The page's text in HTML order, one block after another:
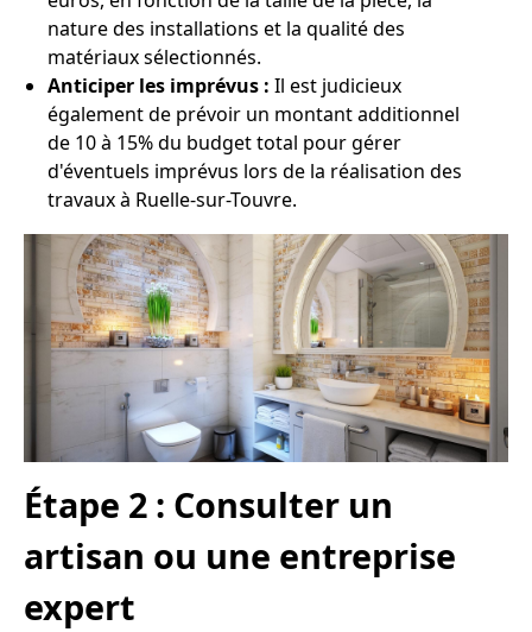
nature des installations et la qualité des
matériaux sélectionnés.
Anticiper les imprévus : Il est judicieux
également de prévoir un montant additionnel
de 10 à 15% du budget total pour gérer
d'éventuels imprévus lors de la réalisation des
travaux à Ruelle-sur-Touvre.
Étape 2 : Consulter un
artisan ou une entreprise
expert